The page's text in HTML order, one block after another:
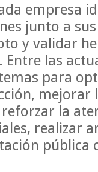
empresa
junto a
y validar
las
para
mejorar
la
realizar
pública